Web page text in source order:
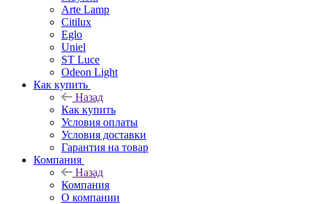
Arte Lamp
Citilux
Eglo
Uniel
ST Luce
Odeon Light
Как купить
Назад
Как купить
Условия оплаты
Условия доставки
Гарантия на товар
Компания
Назад
Компания
О компании